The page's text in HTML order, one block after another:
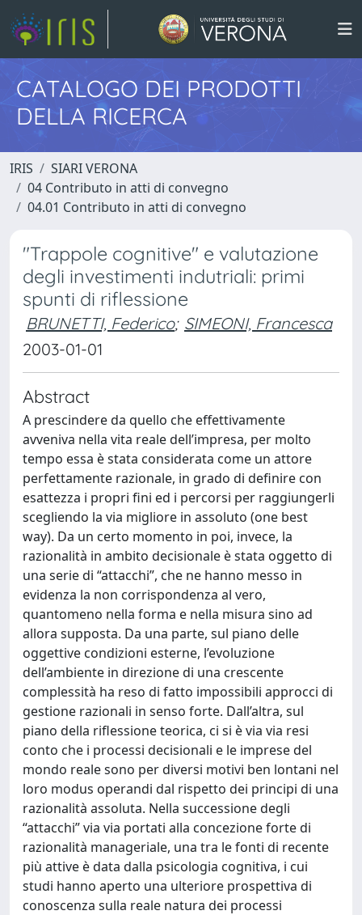
CATALOGO DEI PRODOTTI
DELLA RICERCA
IRIS
SIARI VERONA
04 Contributo in atti di convegno
04.01 Contributo in atti di convegno
"Trappole cognitive" e valutazione
degli investimenti indutriali: primi
spunti di riflessione
BRUNETTI, Federico; SIMEONI, Francesca
2003-01-01
Abstract
A prescindere da quello che effettivamente
avveniva nella vita reale dell’impresa, per molto
tempo essa è stata considerata come un attore
perfettamente razionale, in grado di definire con
esattezza i propri fini ed i percorsi per raggiungerli
scegliendo la via migliore in assoluto (one best
way). Da un certo momento in poi, invece, la
razionalità in ambito decisionale è stata oggetto di
una serie di “attacchi”, che ne hanno messo in
evidenza la non corrispondenza al vero,
quantomeno nella forma e nella misura sino ad
allora supposta. Da una parte, sul piano delle
oggettive condizioni esterne, l’evoluzione
dell’ambiente in direzione di una crescente
complessità ha reso di fatto impossibili approcci di
gestione razionali in senso forte. Dall’altra, sul
piano della riflessione teorica, ci si è via via resi
conto che i processi decisionali e le imprese del
mondo reale sono per diversi motivi ben lontani nel
loro modus operandi dal rispetto dei principi di una
razionalità assoluta. Nella successione degli
“attacchi” via via portati alla concezione forte di
razionalità manageriale, una tra le fonti di recente
più attive è data dalla psicologia cognitiva, i cui
studi hanno aperto una ulteriore prospettiva di
conoscenza sulla reale natura dei processi